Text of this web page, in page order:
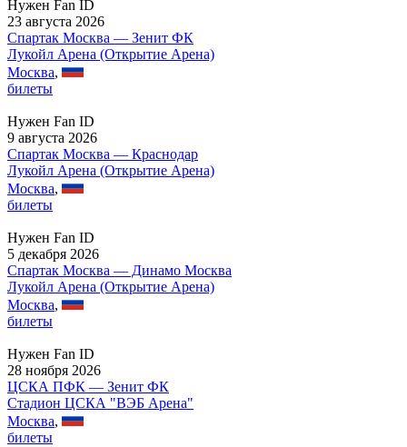
Нужен Fan ID
23 августа 2026
Спартак Москва — Зенит ФК
Лукойл Арена (Открытие Арена)
Москва,
билеты
Нужен Fan ID
9 августа 2026
Спартак Москва — Краснодар
Лукойл Арена (Открытие Арена)
Москва,
билеты
Нужен Fan ID
5 декабря 2026
Спартак Москва — Динамо Москва
Лукойл Арена (Открытие Арена)
Москва,
билеты
Нужен Fan ID
28 ноября 2026
ЦСКА ПФК — Зенит ФК
Стадион ЦСКА "ВЭБ Арена"
Москва,
билеты